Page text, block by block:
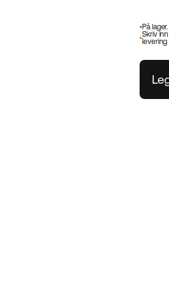
På
Skriv
levering